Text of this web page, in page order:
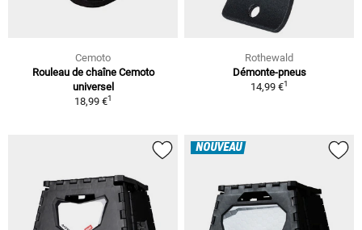
Cemoto
Rouleau de chaîne Cemoto
universel
18,99 €1
Rothewald
Démonte-pneus
14,99 €1
NOUVEAU